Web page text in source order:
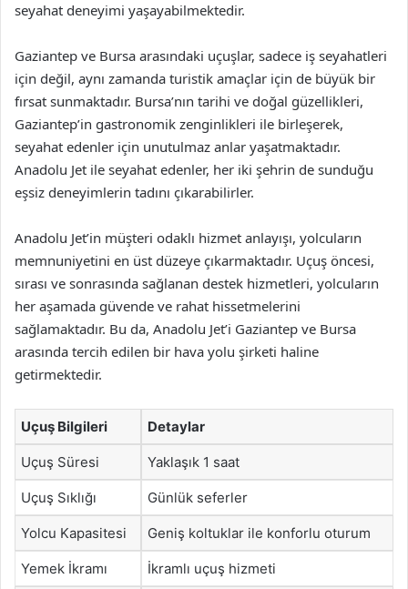
seyahat deneyimi yaşayabilmektedir.
Gaziantep ve Bursa arasındaki uçuşlar, sadece iş seyahatleri
için değil, aynı zamanda turistik amaçlar için de büyük bir
fırsat sunmaktadır. Bursa’nın tarihi ve doğal güzellikleri,
Gaziantep’in gastronomik zenginlikleri ile birleşerek,
seyahat edenler için unutulmaz anlar yaşatmaktadır.
Anadolu Jet ile seyahat edenler, her iki şehrin de sunduğu
eşsiz deneyimlerin tadını çıkarabilirler.
Anadolu Jet’in müşteri odaklı hizmet anlayışı, yolcuların
memnuniyetini en üst düzeye çıkarmaktadır. Uçuş öncesi,
sırası ve sonrasında sağlanan destek hizmetleri, yolcuların
her aşamada güvende ve rahat hissetmelerini
sağlamaktadır. Bu da, Anadolu Jet’i Gaziantep ve Bursa
arasında tercih edilen bir hava yolu şirketi haline
getirmektedir.
Uçuş Bilgileri Detaylar
Uçuş Süresi Yaklaşık 1 saat
Uçuş Sıklığı Günlük seferler
Yolcu Kapasitesi Geniş koltuklar ile konforlu oturum
Yemek İkramı İkramlı uçuş hizmeti